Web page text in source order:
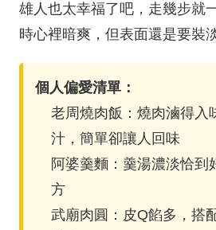
雄人也太幸福了吧，走幾步就
時心裡暗爽，但表面還是要裝
個人偏愛清單：
老周燒肉飯：燒肉滷得入
汁，簡單卻讓人回味
阿婆羹麵：羹湯濃淡恰到
方
武廟肉圓：皮Q餡多，搭